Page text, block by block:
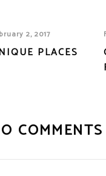
2, 2017
PLACES
COMMENTS